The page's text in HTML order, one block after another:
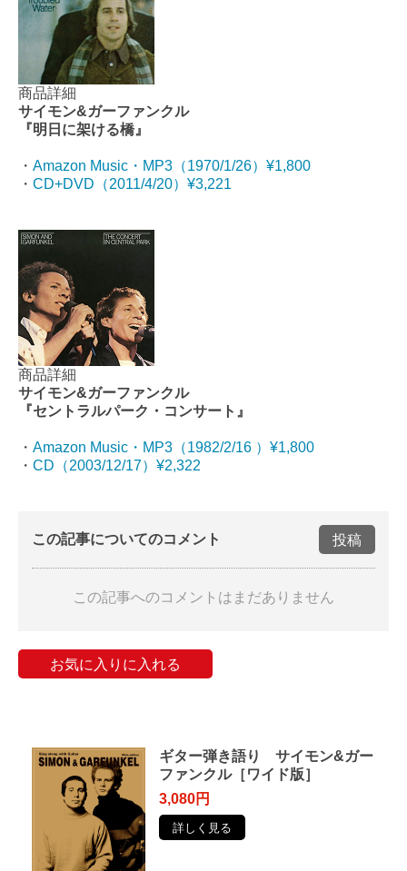
商品詳細
サイモン&ガーファンクル
『明日に架ける橋』
・ Amazon Music・MP3（1970/1/26）¥1,800
・ CD+DVD（2011/4/20）¥3,221
商品詳細
サイモン&ガーファンクル
『セントラルパーク・コンサート』
・ Amazon Music・MP3（1982/2/16 ）¥1,800
・ CD（2003/12/17）¥2,322
この記事についてのコメント 投稿
この記事へのコメントはまだありません
お気に入りに入れる
ギター弾き語り サイモン&ガー
ファンクル［ワイド版］
3,080円
詳しく見る